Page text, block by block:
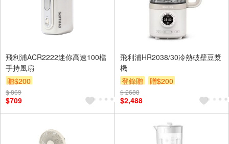
飛利浦ACR2222迷你高速100檔
手持風扇
贈$200
$ 869
$709
飛利浦HR2038/30冷熱破壁豆漿
機
登錄贈
贈$200
$ 2688
$2,488